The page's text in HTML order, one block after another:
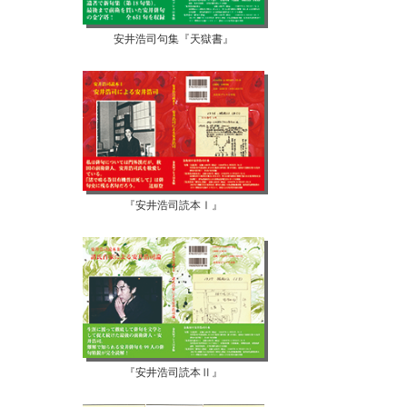
安井浩司句集『天獄書』
『安井浩司読本Ⅰ』
『安井浩司読本Ⅱ』